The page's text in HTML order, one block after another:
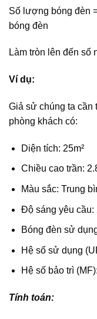
Số lượng bóng đèn
bóng đèn
Làm tròn lên đến số
Ví dụ:
Giả sử chúng ta cần
phòng khách có:
Diện tích: 25m²
Chiều cao trần:
Màu sắc: Trung
Độ sáng yêu cầu:
Bóng đèn sử
Hệ số sử dụng
Hệ số bảo trì
Tính toán: